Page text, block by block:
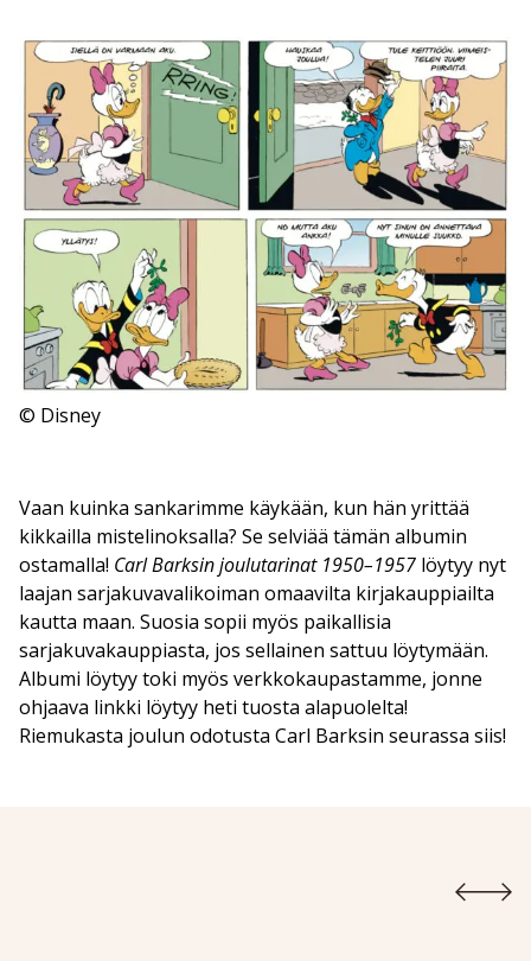
© Disney
Vaan kuinka sankarimme käykään, kun hän yrittää
kikkailla mistelinoksalla? Se selviää tämän albumin
ostamalla! Carl Barksin joulutarinat 1950–1957 löytyy nyt
laajan sarjakuvavalikoiman omaavilta kirjakauppiailta
kautta maan. Suosia sopii myös paikallisia
sarjakuvakauppiasta, jos sellainen sattuu löytymään.
Albumi löytyy toki myös verkkokaupastamme, jonne
ohjaava linkki löytyy heti tuosta alapuolelta!
Riemukasta joulun odotusta Carl Barksin seurassa siis!